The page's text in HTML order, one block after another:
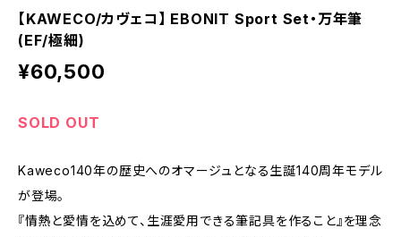
【KAWECO/カヴェコ】 EBONIT Sport Set・万年筆
(EF/極細)
¥60,500
SOLD OUT
Kaweco140年の歴史へのオマージュとなる生誕140周年モデル
が登場。
『情熱と愛情を込めて、生涯愛用できる筆記具を作ること』を理念